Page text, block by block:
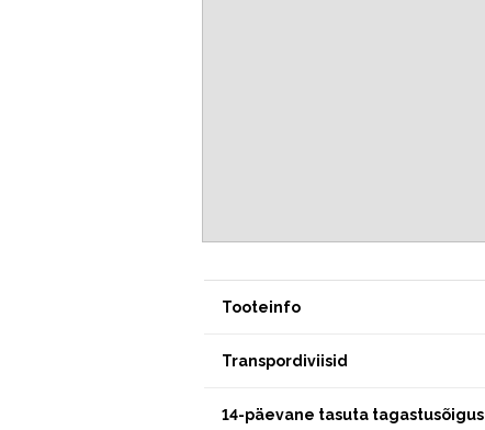
Tooteinfo
Transpordiviisid
14-päevane tasuta tagastusõigus